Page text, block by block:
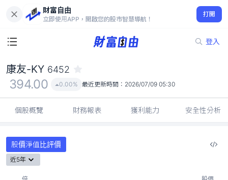
財富自由
立即使用APP，開啟您的股市智慧導航！
打開
登入
394.00
0.00%
康友-KY 6452
394.00 0.00% 最近更新時間： 2026/07/09 05:30
個股概覽 財務報表 獲利能力 安全性分析
股價淨值比評價
近5年